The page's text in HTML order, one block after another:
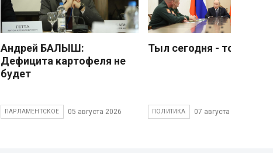
Андрей БАЛЫШ:
Дефицита картофеля не
будет
ПАРЛАМЕНТСКОЕ 05 августа 2026
Тыл сегодня - тоже
ПОЛИТИКА 07 августа 2026